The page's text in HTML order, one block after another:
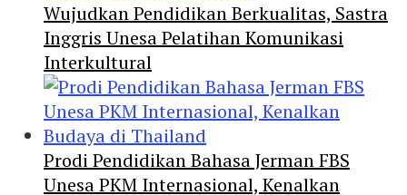
Wujudkan Pendidikan Berkualitas, Sastra
Inggris Unesa Pelatihan Komunikasi
Interkultural
Prodi Pendidikan Bahasa Jerman FBS
Unesa PKM Internasional, Kenalkan